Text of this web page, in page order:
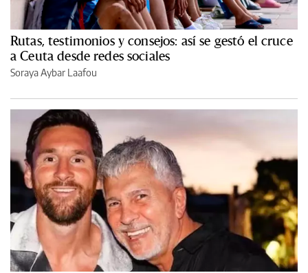
Rutas, testimonios y consejos: así se gestó el cruce
a Ceuta desde redes sociales
Soraya Aybar Laafou